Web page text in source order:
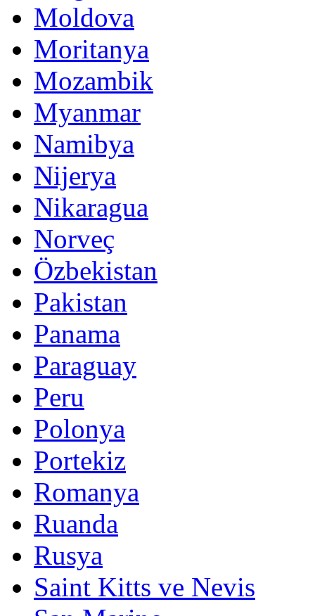
Moldova
Moritanya
Mozambik
Myanmar
Namibya
Nijerya
Nikaragua
Norveç
Özbekistan
Pakistan
Panama
Paraguay
Peru
Polonya
Portekiz
Romanya
Ruanda
Rusya
Saint Kitts ve Nevis